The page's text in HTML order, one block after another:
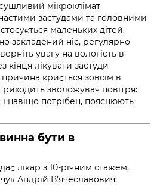
мікроклімат
застудами та головними
маленьких дітей.
закладений ніс, регулярно
увагу на вологість в
лікувати застуди
криється зовсім в
зволожувач повітря:
навіщо потрібен, пояснюють
бути в
лікар з 10-річним стажем,
Андрій В’ячеславович: